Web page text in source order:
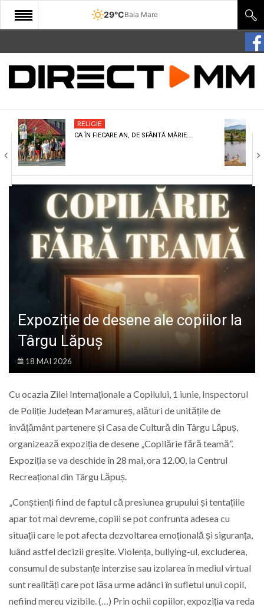
29°CBaia Mare
START
COMUNITATE
CULTURA
ECONOMIE
SANATATE
SPORT
POLITIC
RELIGIE
CA ÎN FIECARE AN, DE SFÂNTĂ MĂRIE:…
Expoziție de desene ale copiilor la
Târgu Lăpuș
18 MAI 2026
Cu ocazia Zilei Internaționale a Copilului, 1 iunie, Inspectorul
de Poliție Județean Maramureș, alături de unitățile de
învățământ partenere și Casa de Cultură din Târgu Lăpuș,
organizează expoziția de desene „Copilărie fără teamă”.
Expoziția se va deschide în 28 mai, ora 12.00, la Centrul
Recreațional din Târgu Lăpuș.
„Conștienți fiind de faptul că presiunea grupului și tentațiile
apar tot mai devreme, copiii se pot confrunta adesea cu
situații care le pot afecta dezvoltarea emoțională și siguranța,
luând astfel decizii greșite. Violența, bullying-ul, excluderea,
consumul de substanțe interzise sau izolarea în mediul virtual
sunt realități care pot lăsa urme adânci în sufletul unui copil,
nefiind mereu vizibile. (…) Prin ochii copiilor, expoziția va reda